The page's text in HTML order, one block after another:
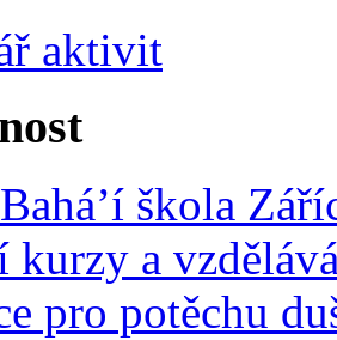
aktivit
škola
kurzy a
pro potěchu